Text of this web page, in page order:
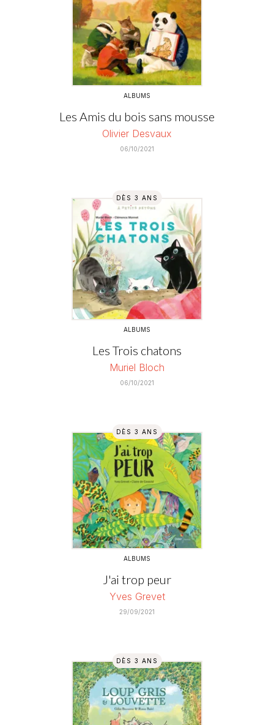
ALBUMS
Les Amis du bois sans mousse
Olivier Desvaux
06/10/2021
DÈS 3 ANS
ALBUMS
Les Trois chatons
Muriel Bloch
06/10/2021
DÈS 3 ANS
ALBUMS
J'ai trop peur
Yves Grevet
29/09/2021
DÈS 3 ANS